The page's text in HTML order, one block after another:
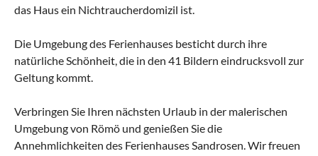
das Haus ein Nichtraucherdomizil ist.
Die Umgebung des Ferienhauses besticht durch ihre
natürliche Schönheit, die in den 41 Bildern eindrucksvoll zur
Geltung kommt.
Verbringen Sie Ihren nächsten Urlaub in der malerischen
Umgebung von Römö und genießen Sie die
Annehmlichkeiten des Ferienhauses Sandrosen. Wir freuen